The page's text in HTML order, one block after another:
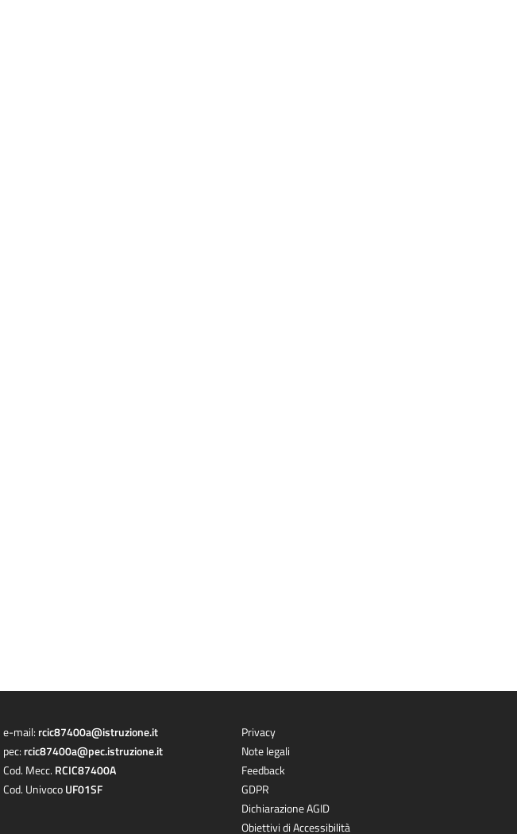
e-mail: rcic87400a@istruzione.it
pec: rcic87400a@pec.istruzione.it
Cod. Mecc. RCIC87400A
Cod. UnivocoUF01SF
Privacy
Note legali
Feedback
GDPR
Dichiarazione AGID
Obiettivi di Accessibilità